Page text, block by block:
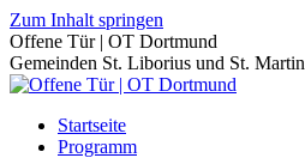
Zum Inhalt springen
Offene Tür | OT Dortmund
Gemeinden St. Liborius und St. Martin
Startseite
Programm